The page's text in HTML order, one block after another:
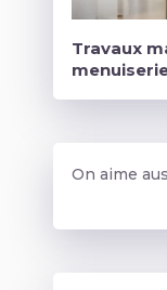
Travaux
On aime